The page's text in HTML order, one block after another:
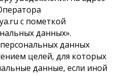
с пометкой
данных».
данных
целей, для которых
данные, если иной